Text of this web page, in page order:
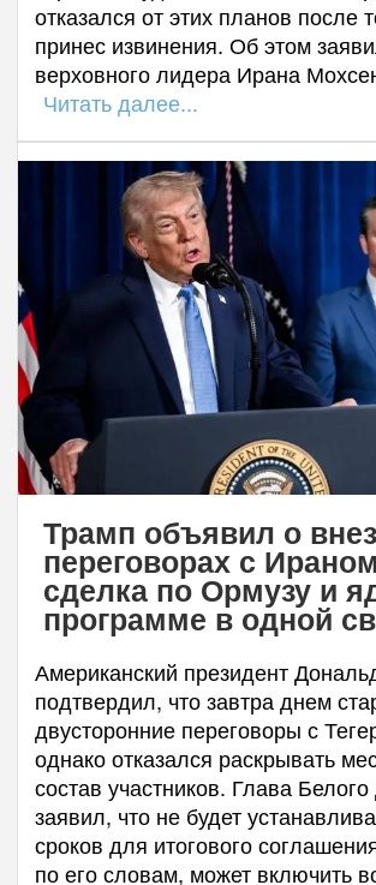
отказался от этих планов после
принес извинения. Об этом
верховного лидера Ирана
Читать далее...
Трамп объявил о
переговорах с
сделка по Ормузу и
программе в одной
Американский президент
подтвердил, что завтра днем
двусторонние переговоры с
однако отказался раскрывать
состав участников. Глава
заявил, что не будет
сроков для итогового
по его словам, может включить